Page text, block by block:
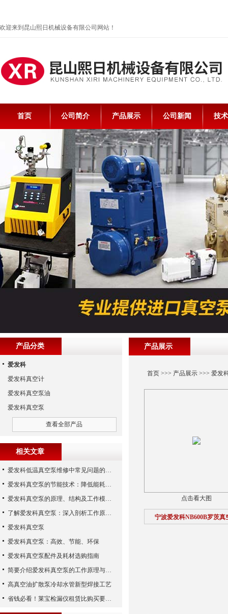
欢迎来到昆山熙日机械设备有限公司网站！
首页 公司简介 产品展示 公司新闻 技
产品展示
首页>>> 产品展示>>> 爱发
点击看大图
宁波爱发科NB600B罗茨真
产品分类
爱发科
爱发科真空计
爱发科真空泵油
爱发科真空泵
查看全部产品
相关文章
爱发科低温真空泵维修中常见问题的处理经验
爱发科真空泵的节能技术：降低能耗，提高生产效益
爱发科真空泵的原理、结构及工作模式解析
了解爱发科真空泵：深入剖析工作原理与特点
爱发科真空泵
爱发科真空泵：高效、节能、环保
爱发科真空泵配件及耗材选购指南
简要介绍爱发科真空泵的工作原理与主要部件
高真空油扩散泵冷却水管新型焊接工艺
省钱必看！莱宝检漏仪租赁比购买要合算